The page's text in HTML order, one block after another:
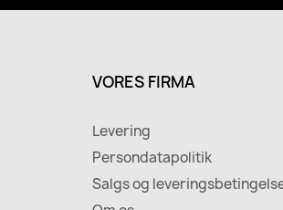
VORES FIRMA
Levering
Persondatapolitik
Salgs og